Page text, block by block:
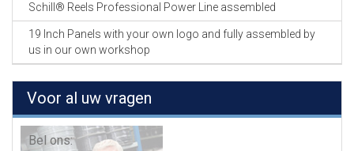
Schill® Reels Professional Power Line assembled
19 Inch Panels with your own logo and fully assembled by
us in our own workshop
Voor al uw vragen
Bel ons: